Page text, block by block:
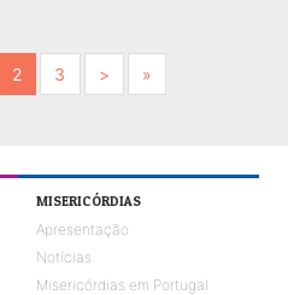
2 3 >Next»
MISERICÓRDIAS
Apresentação
Notícias
Misericórdias em Portugal